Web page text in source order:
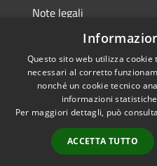
Note legali
Dichiarazione di
RSS
Accessibilità
Questo sito web utilizza
necessari al corretto
nonché un cookie tecnico
informazioni
Per maggiori dettagli, può
ACCETTA TUTTO